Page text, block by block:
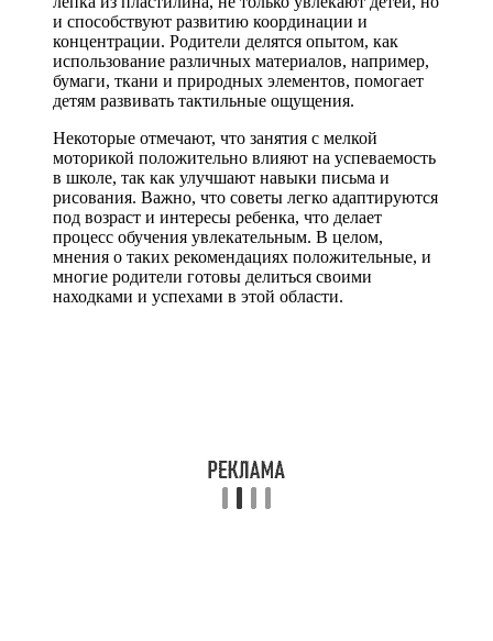
и способствуют развитию координации и
концентрации. Родители делятся опытом, как
использование различных материалов, например,
бумаги, ткани и природных элементов, помогает
детям развивать тактильные ощущения.
Некоторые отмечают, что занятия с мелкой
моторикой положительно влияют на успеваемость
в школе, так как улучшают навыки письма и
рисования. Важно, что советы легко адаптируются
под возраст и интересы ребенка, что делает
процесс обучения увлекательным. В целом,
мнения о таких рекомендациях положительные, и
многие родители готовы делиться своими
находками и успехами в этой области.